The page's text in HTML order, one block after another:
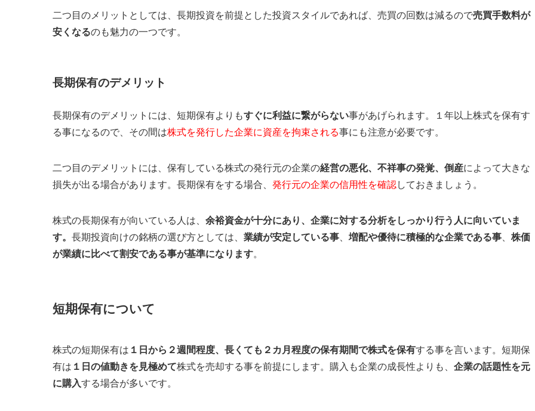
二つ目のメリットとしては、長期投資を前提とした投資スタイルであれば、売買の回数は減るので売買手数料が
安くなるのも魅力の一つです。
長期保有のデメリット
長期保有のデメリットには、短期保有よりもすぐに利益に繋がらない事があげられます。１年以上株式を保有す
る事になるので、その間は株式を発行した企業に資産を拘束される事にも注意が必要です。
二つ目のデメリットには、保有している株式の発行元の企業の経営の悪化、不祥事の発覚、倒産によって大きな
損失が出る場合があります。長期保有をする場合、 発行元の企業の信用性を確認しておきましょう。
株式の長期保有が向いている人は、 余裕資金が十分にあり、企業に対する分析をしっかり行う人に向いていま
す。 長期投資向けの銘柄の選び方としては、 業績が安定している事 増配や優待に積極的な企業である事
株価
が業績に比べて割安である事が基準になります。
短期保有について
株式の短期保有は １日から２週間程度、長くても２カ月程度の保有期間で株式を保有する事を言います。短期保
有は １日の値動きを見極めて株式を売却する事を前提にします。購入も企業の成長性よりも、 企業の話題性を元
に購入する場合が多いです。